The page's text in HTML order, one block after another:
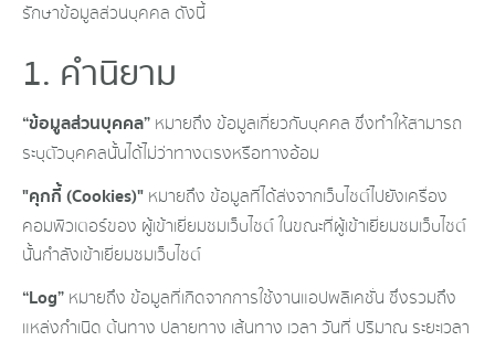
รักษาข้อมูลส่วนบุคคล ดังนี้
1. คำนิยาม
“ข้อมูลส่วนบุคคล” หมายถึง ข้อมูลเกี่ยวกับบุคคล ซึ่งทำให้สามารถ
ระบุตัวบุคคลนั้นได้ไม่ว่าทางตรงหรือทางอ้อม
"คุกกี้ (Cookies)" หมายถึง ข้อมูลที่ได้ส่งจากเว็บไซต์ไปยังเครื่อง
คอมพิวเตอร์ของ ผู้เข้าเยี่ยมชมเว็บไซต์ ในขณะที่ผู้เข้าเยี่ยมชมเว็บไซต์
นั้นกำลังเข้าเยี่ยมชมเว็บไซต์
“Log” หมายถึง ข้อมูลที่เกิดจากการใช้งานแอปพลิเคชั่น ซึ่งรวมถึง
แหล่งกำเนิด ต้นทาง ปลายทาง เส้นทาง เวลา วันที่ ปริมาณ ระยะเวลา